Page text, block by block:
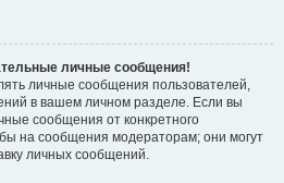
личные сообщения!
личные сообщения пользователей,
в вашем личном разделе. Если вы
сообщения от конкретного
на сообщения модераторам; они могут
личных сообщений.